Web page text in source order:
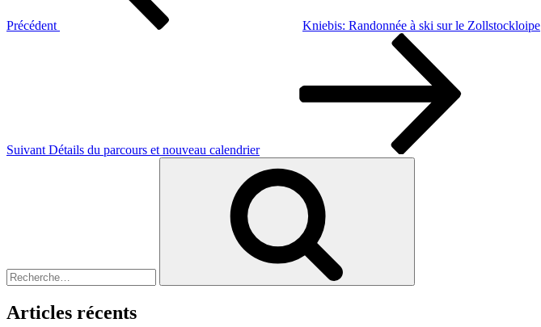
Précédent
Kniebis: Randonnée à ski sur le Zollstockloipe
Suivant Détails du parcours et nouveau calendrier
Articles récents